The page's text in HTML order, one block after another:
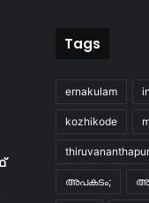
Tags
ernakulam
kozhikode
അപകടം;